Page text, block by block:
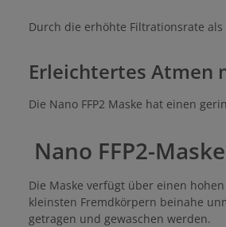
Durch die erhöhte Filtrationsrate
Erleichtertes Atmen
Die Nano FFP2 Maske hat einen
Nano FFP2-
Die Maske verfügt über einen
kleinsten Fremdkörpern beinahe
getragen und gewaschen werden.